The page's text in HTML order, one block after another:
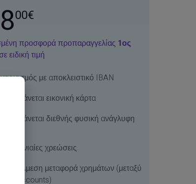
00€
προσφορά προπαραγγελίας 1ος
ειδική τιμή
με αποκλειστικό IBAN
εικονική κάρτα
διεθνής φυσική ανάγλυφη
μηνιαίες χρεώσεις
Άμεση μεταφορά χρημάτων (μεταξύ
Accounts)